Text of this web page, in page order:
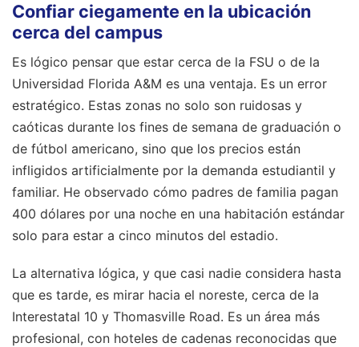
Confiar ciegamente en la ubicación
cerca del campus
Es lógico pensar que estar cerca de la FSU o de la
Universidad Florida A&M es una ventaja. Es un error
estratégico. Estas zonas no solo son ruidosas y
caóticas durante los fines de semana de graduación o
de fútbol americano, sino que los precios están
infligidos artificialmente por la demanda estudiantil y
familiar. He observado cómo padres de familia pagan
400 dólares por una noche en una habitación estándar
solo para estar a cinco minutos del estadio.
La alternativa lógica, y que casi nadie considera hasta
que es tarde, es mirar hacia el noreste, cerca de la
Interestatal 10 y Thomasville Road. Es un área más
profesional, con hoteles de cadenas reconocidas que